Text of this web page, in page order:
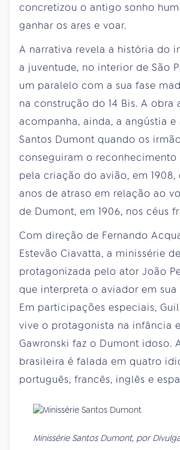
concretizou o antigo sonho
ganhar os ares e voar.
A narrativa revela a história do
a juventude, no interior de São
um paralelo com a sua fase
na construção do 14 Bis. A obra
acompanha, ainda, a angústia
Santos Dumont quando os
conseguiram o reconhecimento
pela criação do avião, em
anos de atraso em relação ao
de Dumont, em 1906, nos céus
Com direção de Fernando
Estevão Ciavatta, a minissérie
protagonizada pelo ator João
que interpreta o aviador em
Em participações especiais,
vive o protagonista na infância
Gawronski faz o Dumont idoso.
brasileira é falada em quatro
português, francês, inglês e
Minissérie Santos Dumont, por